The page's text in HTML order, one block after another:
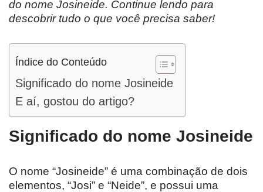
do nome Josineide. Continue lendo para
descobrir tudo o que você precisa saber!
Índice do Conteúdo
Significado do nome Josineide
E aí, gostou do artigo?
Significado do nome Josineide
O nome “Josineide” é uma combinação de dois
elementos, “Josi” e “Neide”, e possui uma